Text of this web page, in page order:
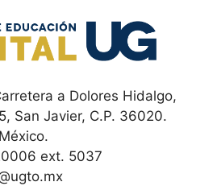
a Dolores Hidalgo,
San Javier, C.P. 36020.
ext. 5037